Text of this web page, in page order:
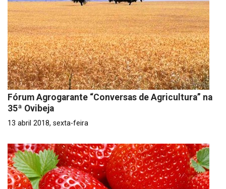
Fórum Agrogarante “Conversas de Agricultura” na
35ª Ovibeja
13 abril 2018, sexta-feira